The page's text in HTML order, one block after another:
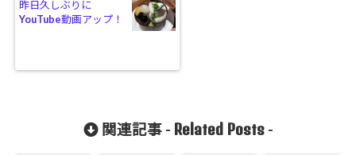
昨日久しぶりに
YouTube動画アップ！
関連記事 - Related Posts-